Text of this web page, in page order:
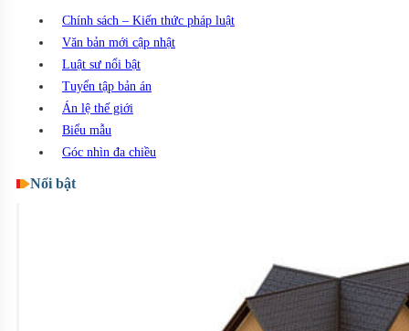
Chính sách – Kiến thức pháp luật
Văn bản mới cập nhật
Luật sư nổi bật
Tuyển tập bản án
Án lệ thế giới
Biểu mẫu
Góc nhìn đa chiều
Nổi bật